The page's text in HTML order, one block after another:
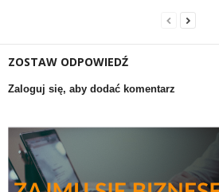
ZOSTAW ODPOWIEDŹ
Zaloguj się, aby dodać komentarz